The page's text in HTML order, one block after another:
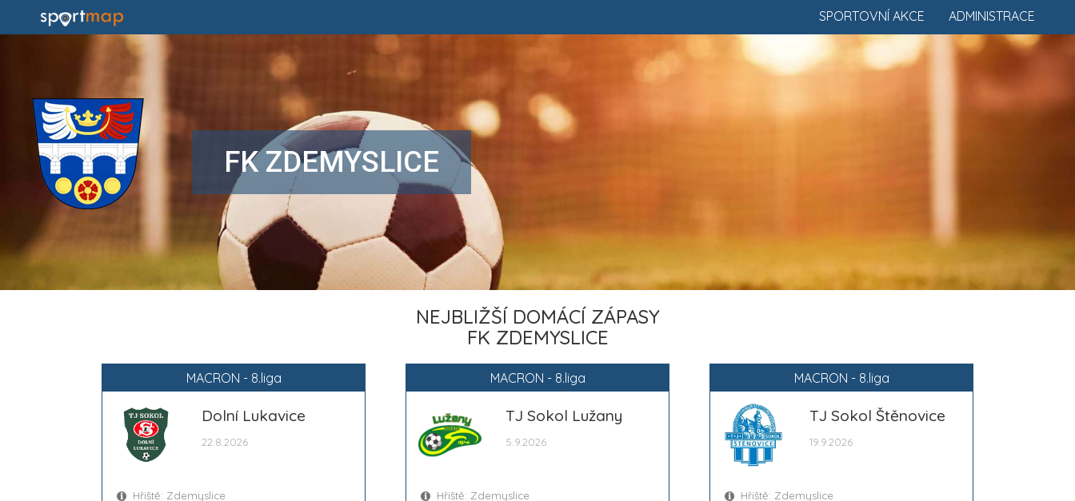
ADMINISTRACE
SPORTOVNÍ AKCE
FK ZDEMYSLICE
NEJBLIŽŠÍ DOMÁCÍ ZÁPASY
FK ZDEMYSLICE
MACRON - 8.liga
Dolní Lukavice
22.8.2026
Hřiště: Zdemyslice
MACRON - 8.liga
TJ Sokol Lužany
5.9.2026
Hřiště: Zdemyslice
MACRON - 8.liga
TJ Sokol Štěnovice
19.9.2026
Hřiště: Zdemyslice